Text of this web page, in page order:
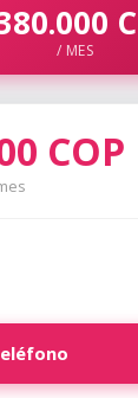
/ MES
COP